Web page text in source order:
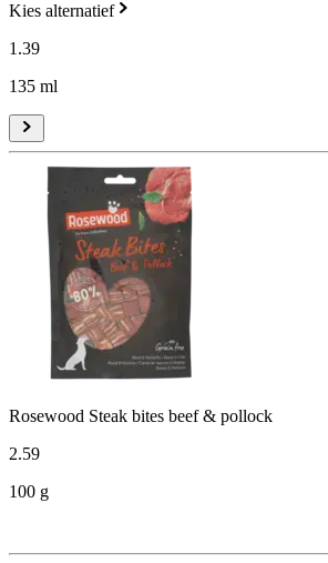
Kies alternatief
1.39
135 ml
Rosewood Steak bites beef & pollock
2.59
100 g